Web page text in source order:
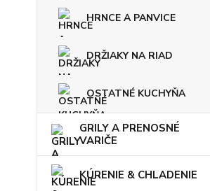
HRNCE A PANVICE
DRŽIAKY NA RIAD
OSTATNÉ KUCHYŇA
GRILY A PRENOSNÉ
VARIČE
KÚRENIE & CHLADENIE